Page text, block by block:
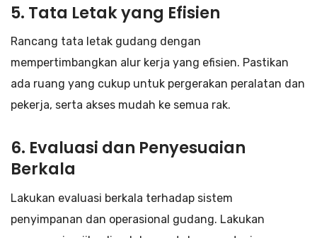
5. Tata Letak yang Efisien
Rancang tata letak gudang dengan
mempertimbangkan alur kerja yang efisien. Pastikan
ada ruang yang cukup untuk pergerakan peralatan dan
pekerja, serta akses mudah ke semua rak.
6. Evaluasi dan Penyesuaian
Berkala
Lakukan evaluasi berkala terhadap sistem
penyimpanan dan operasional gudang. Lakukan